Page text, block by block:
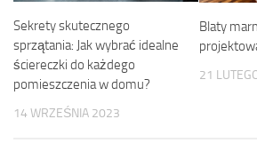
Sekrety skutecznego
sprzątania: Jak wybrać idealne
ściereczki do każdego
pomieszczenia w domu?
14 WRZEŚNIA 2023
Blaty
21